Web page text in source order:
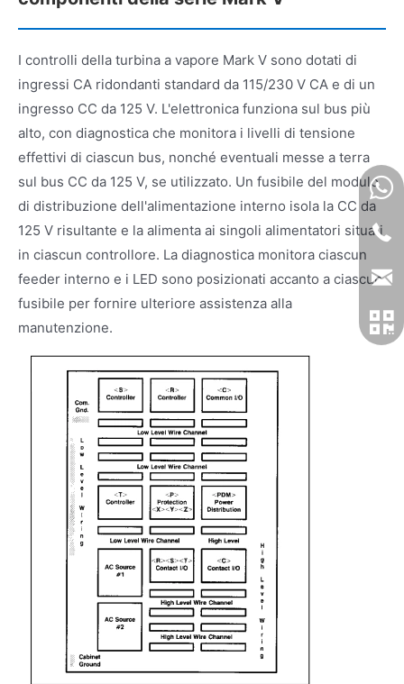
I controlli della turbina a vapore Mark V sono dotati di
ingressi CA ridondanti standard da 115/230 V CA e di un
ingresso CC da 125 V. L'elettronica funziona sul bus più
alto, con diagnostica che monitora i livelli di tensione
effettivi di ciascun bus, nonché eventuali messe a terra
sul bus CC da 125 V, se utilizzato. Un fusibile del modulo
di distribuzione dell'alimentazione interno isola la CC da
125 V risultante e la alimenta ai singoli alimentatori situati
in ciascun controllore. La diagnostica monitora ciascun
feeder interno e i LED sono posizionati accanto a ciascun
fusibile per fornire ulteriore assistenza alla
manutenzione.